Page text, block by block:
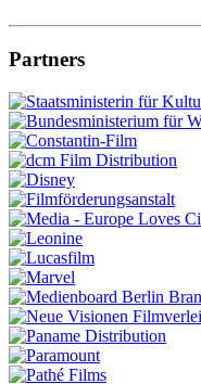
Partners